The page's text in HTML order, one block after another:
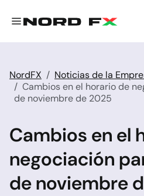
NordFX
Noticias de la
Cambios en el horario de
de noviembre de 2025
Cambios en el
negociación
de noviembre